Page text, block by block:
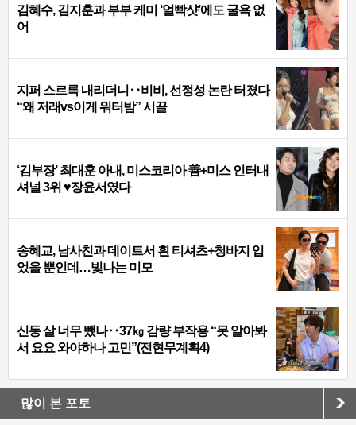
김혜수, 김지훈과 부부 케미 ‘얼빡샷’에도 굴욕 없
어
지퍼 스르륵 내리더니‥비비, 선정성 논란 터졌다
“왜 저래vs이게 워터밤” 시끌
‘김부장’ 최대훈 아내, 미스코리아 善+미스 인터내
셔널 3위 ♥장윤서였다
송혜교, 남사친과 데이트서 흰 티셔츠+청바지 입
었을 뿐인데…빛나는 미모
신동 살 너무 뺐나‥37㎏ 감량 부작용 “못 알아봐
서 요요 와야하나 고민”(전현무계획4)
많이 본 포토